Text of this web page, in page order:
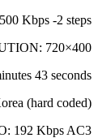
Kbps -2 steps
720×400
43 seconds
(hard coded)
192 Kbps AC3